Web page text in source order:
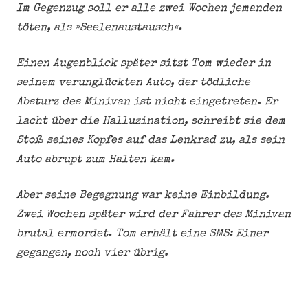
Im Gegenzug soll er alle zwei Wochen jemanden
töten, als »Seelenaustausch«.
Einen Augenblick später sitzt Tom wieder in
seinem verunglückten Auto, der tödliche
Absturz des Minivan ist nicht eingetreten. Er
lacht über die Halluzination, schreibt sie dem
Stoß seines Kopfes auf das Lenkrad zu, als sein
Auto abrupt zum Halten kam.
Aber seine Begegnung war keine Einbildung.
Zwei Wochen später wird der Fahrer des Minivan
brutal ermordet. Tom erhält eine SMS: Einer
gegangen, noch vier übrig.